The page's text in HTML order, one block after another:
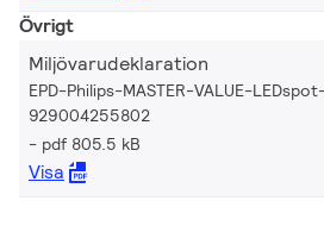
Övrigt
Miljövarudeklaration
EPD-Philips-MASTER-VALUE-
929004255802
pdf 805.5 kB
Visa